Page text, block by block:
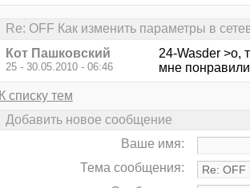
Re: OFF Как изменить параметры в
Кот Пашковский
25 - 30.05.2010 - 06:46
24-Wasder >о,
мне
К списку тем
Добавить новое сообщение
Ваше имя:
Тема сообщения: